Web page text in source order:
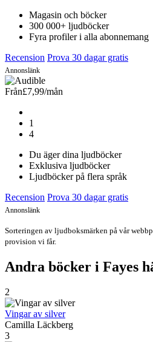
Magasin och böcker
300 000+ ljudböcker
Fyra profiler i alla abonnemang
Recension Prova 30 dagar gratis
Annonslänk
Från£7,99/mån
1
4
Du äger dina ljudböcker
Exklusiva ljudböcker
Ljudböcker på flera språk
Recension Prova 30 dagar gratis
Annonslänk
Sorteringen av ljudboksmärken på vår
provision vi får.
Andra böcker i Fayes
2
Vingar av silver
Camilla Läckberg
3